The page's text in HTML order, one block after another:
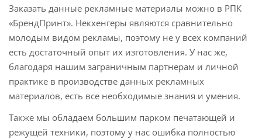
Заказать данные рекламные материалы можно в РПК
«БрендПринт». Некхенгеры являются сравнительно
молодым видом рекламы, поэтому не у всех компаний
есть достаточный опыт их изготовления. У нас же,
благодаря нашим заграничным партнерам и личной
практике в производстве данных рекламных
материалов, есть все необходимые знания и умения.
Также мы обладаем большим парком печатающей и
режущей техники, поэтому у нас ошибка полностью